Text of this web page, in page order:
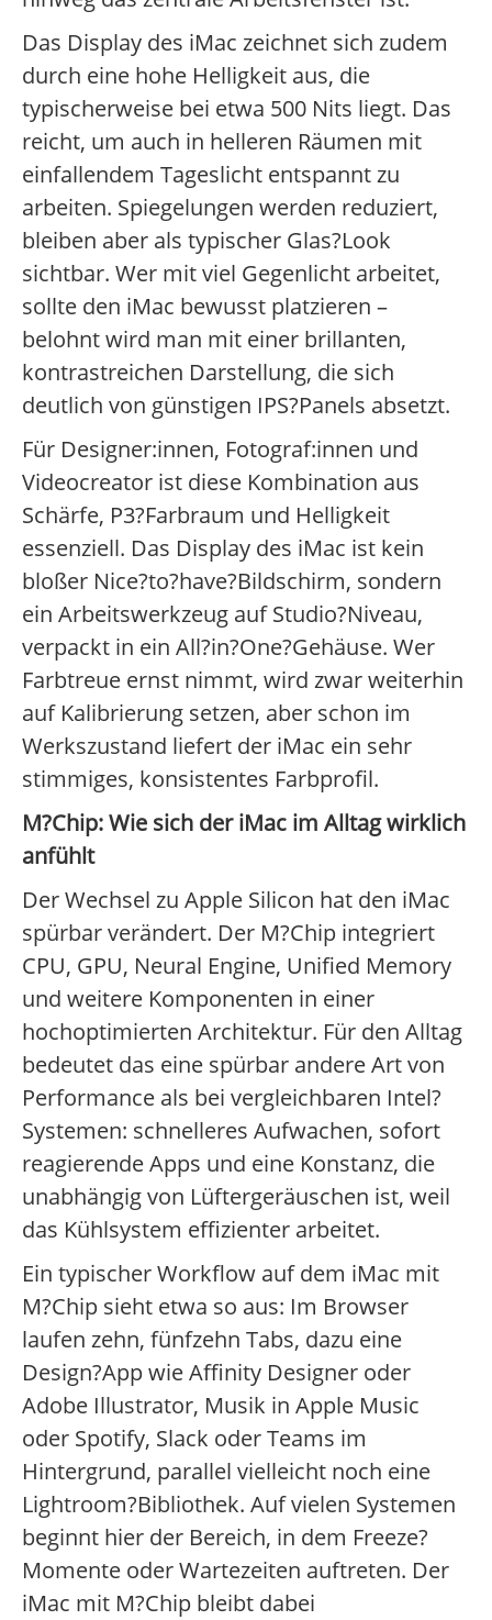
Das Display des iMac zeichnet sich zudem
durch eine hohe Helligkeit aus, die
typischerweise bei etwa 500 Nits liegt. Das
reicht, um auch in helleren Räumen mit
einfallendem Tageslicht entspannt zu
arbeiten. Spiegelungen werden reduziert,
bleiben aber als typischer Glas?Look
sichtbar. Wer mit viel Gegenlicht arbeitet,
sollte den iMac bewusst platzieren –
belohnt wird man mit einer brillanten,
kontrastreichen Darstellung, die sich
deutlich von günstigen IPS?Panels absetzt.
Für Designer:innen, Fotograf:innen und
Videocreator ist diese Kombination aus
Schärfe, P3?Farbraum und Helligkeit
essenziell. Das Display des iMac ist kein
bloßer Nice?to?have?Bildschirm, sondern
ein Arbeitswerkzeug auf Studio?Niveau,
verpackt in ein All?in?One?Gehäuse. Wer
Farbtreue ernst nimmt, wird zwar weiterhin
auf Kalibrierung setzen, aber schon im
Werkszustand liefert der iMac ein sehr
stimmiges, konsistentes Farbprofil.
M?Chip: Wie sich der iMac im Alltag wirklich
anfühlt
Der Wechsel zu Apple Silicon hat den iMac
spürbar verändert. Der M?Chip integriert
CPU, GPU, Neural Engine, Unified Memory
und weitere Komponenten in einer
hochoptimierten Architektur. Für den Alltag
bedeutet das eine spürbar andere Art von
Performance als bei vergleichbaren Intel?
Systemen: schnelleres Aufwachen, sofort
reagierende Apps und eine Konstanz, die
unabhängig von Lüftergeräuschen ist, weil
das Kühlsystem effizienter arbeitet.
Ein typischer Workflow auf dem iMac mit
M?Chip sieht etwa so aus: Im Browser
laufen zehn, fünfzehn Tabs, dazu eine
Design?App wie Affinity Designer oder
Adobe Illustrator, Musik in Apple Music
oder Spotify, Slack oder Teams im
Hintergrund, parallel vielleicht noch eine
Lightroom?Bibliothek. Auf vielen Systemen
beginnt hier der Bereich, in dem Freeze?
Momente oder Wartezeiten auftreten. Der
iMac mit M?Chip bleibt dabei